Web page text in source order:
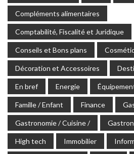
Compléments alimentaires
Comptabilité, Fiscalité et Juridique
Conseils et Bons plans
Décoration et Accessoires
En bref Energie
Famille / Enfant Finance
Gastronomie / Cuisine /
High tech Immobilier